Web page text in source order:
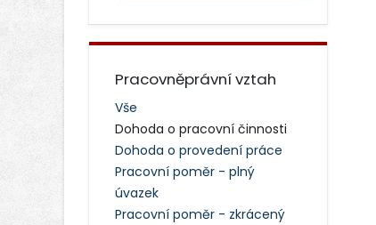
Pracovněprávní vztah
Vše
Dohoda o pracovní činnosti
Dohoda o provedení práce
Pracovní poměr - plný
úvazek
Pracovní poměr - zkrácený